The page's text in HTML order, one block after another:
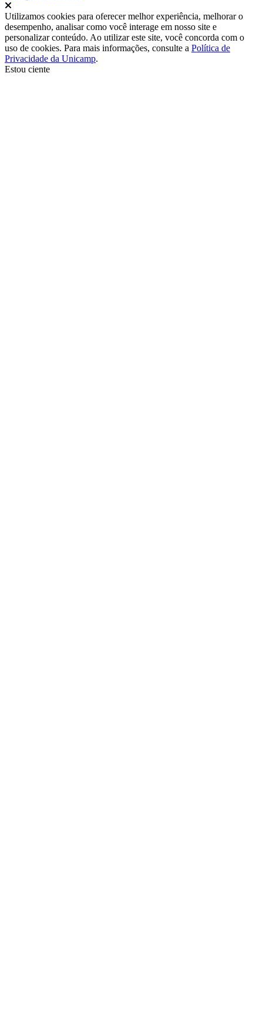
Utilizamos cookies para oferecer melhor experiência, melhorar o
desempenho, analisar como você interage em nosso site e
personalizar conteúdo. Ao utilizar este site, você concorda com o
uso de cookies. Para mais informações, consulte a Política de
Privacidade da Unicamp.
Estou ciente